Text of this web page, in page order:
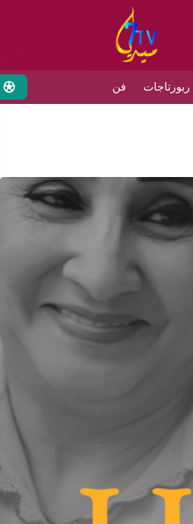
ربورتاجات فن